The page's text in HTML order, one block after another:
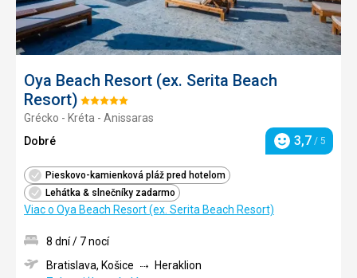
Oya Beach Resort (ex. Serita Beach
Resort) Hodnotenie:
5/5
Grécko - Kréta - Anissaras
Dobré
Hodnotenie
3,7 / 5
Pieskovo-kamienková pláž pred hotelom
Lehátka & slnečníky zadarmo
Viac o Oya Beach Resort (ex. Serita Beach Resort)
8 dní / 7 nocí
Bratislava, Košice
Heraklion